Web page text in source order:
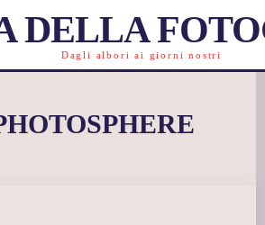
DELLA
Dagli albori ai giorni nostri